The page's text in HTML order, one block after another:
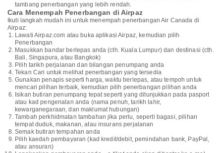
tambang penerbangan yang lebih rendah.
Cara Menempah Penerbangan di Airpaz
Ikuti langkah mudah ini untuk menempah penerbangan Air Canada di
Airpaz:
Lawati Airpaz.com atau buka aplikasi Airpaz, kemudian pilih
Penerbangan
Masukkan bandar berlepas anda (cth. Kuala Lumpur) dan destinasi (cth.
Bali, Singapura, atau Bangkok)
Pilih tarikh perjalanan dan bilangan penumpang anda
Tekan Cari untuk melihat penerbangan yang tersedia
Gunakan penapis seperti harga, waktu berlepas, atau tempoh untuk
mencari pilihan terbaik, kemudian pilih penerbangan pilihan anda
Isikan butiran penumpang tepat seperti yang ditunjukkan pada pasport
atau kad pengenalan anda (nama penuh, tarikh lahir,
kewarganegaraan, dan maklumat hubungan)
Tambah perkhidmatan tambahan jika perlu, seperti bagasi, pilihan
tempat duduk, makanan, atau insurans perjalanan
Semak butiran tempahan anda
Pilih kaedah pembayaran (kad kredit/debit, pemindahan bank, PayPal,
atau ansuran)